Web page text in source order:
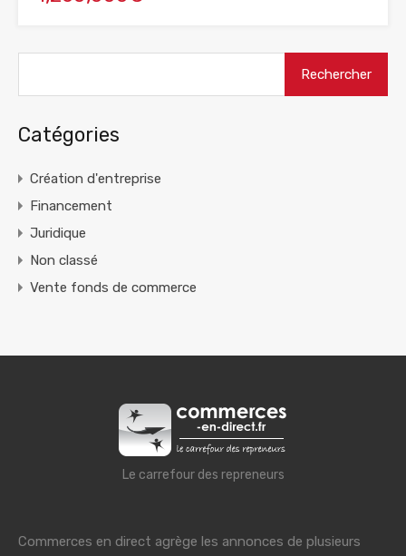
Catégories
Création d'entreprise
Financement
Juridique
Non classé
Vente fonds de commerce
Le carrefour des repreneurs
Commerces en direct agrège les annonces de plusieurs